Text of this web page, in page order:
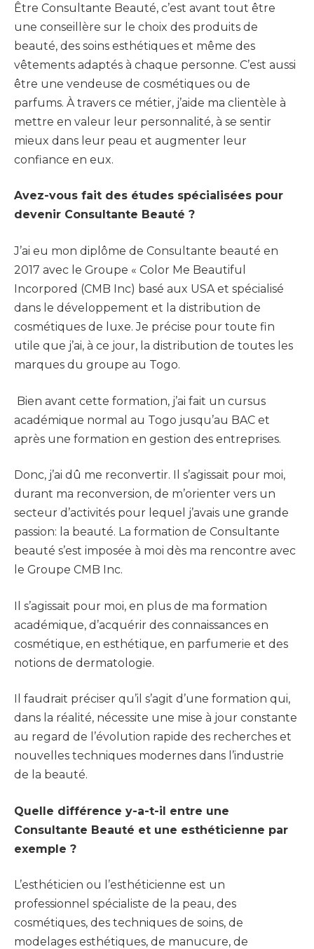
Être Consultante Beauté, c’est avant tout être
une conseillère sur le choix des produits de
beauté, des soins esthétiques et même des
vêtements adaptés à chaque personne. C’est aussi
être une vendeuse de cosmétiques ou de
parfums. À travers ce métier, j’aide ma clientèle à
mettre en valeur leur personnalité, à se sentir
mieux dans leur peau et augmenter leur
confiance en eux.
Avez-vous fait des études spécialisées pour
devenir Consultante Beauté ?
J’ai eu mon diplôme de Consultante beauté en
2017 avec le Groupe « Color Me Beautiful
Incorpored (CMB Inc) basé aux USA et spécialisé
dans le développement et la distribution de
cosmétiques de luxe. Je précise pour toute fin
utile que j’ai, à ce jour, la distribution de toutes les
marques du groupe au Togo.
Bien avant cette formation, j’ai fait un cursus
académique normal au Togo jusqu’au BAC et
après une formation en gestion des entreprises.
Donc, j’ai dû me reconvertir. Il s’agissait pour moi,
durant ma reconversion, de m’orienter vers un
secteur d’activités pour lequel j’avais une grande
passion: la beauté. La formation de Consultante
beauté s’est imposée à moi dès ma rencontre avec
le Groupe CMB Inc.
Il s’agissait pour moi, en plus de ma formation
académique, d’acquérir des connaissances en
cosmétique, en esthétique, en parfumerie et des
notions de dermatologie.
Il faudrait préciser qu’il s’agit d’une formation qui,
dans la réalité, nécessite une mise à jour constante
au regard de l’évolution rapide des recherches et
nouvelles techniques modernes dans l’industrie
de la beauté.
Quelle différence y-a-t-il entre une
Consultante Beauté et une esthéticienne par
exemple ?
L’esthéticien ou l’esthéticienne est un
professionnel spécialiste de la peau, des
cosmétiques, des techniques de soins, de
modelages esthétiques, de manucure, de